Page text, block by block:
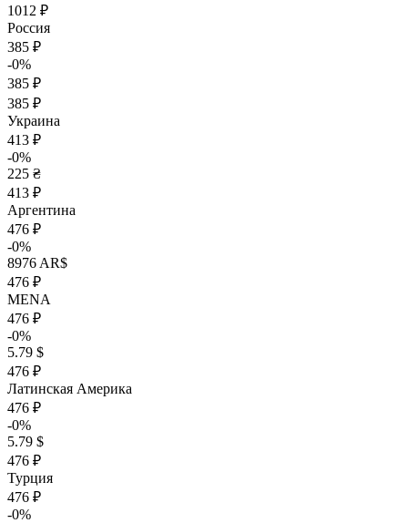
1012 ₽
Россия
385 ₽
-0%
385 ₽
385 ₽
Украина
413 ₽
-0%
225 ₴
413 ₽
Аргентина
476 ₽
-0%
8976 AR$
476 ₽
MENA
476 ₽
-0%
5.79 $
476 ₽
Латинская Америка
476 ₽
-0%
5.79 $
476 ₽
Турция
476 ₽
-0%